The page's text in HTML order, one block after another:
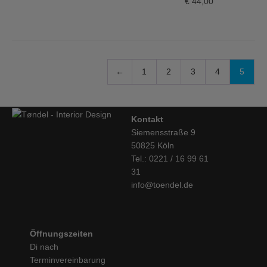
← 1 2 3 4 5
Kontakt
Siemensstraße 9
50825 Köln
Tel.: 0221 / 16 99 61
31
info@toendel.de
Öffnungszeiten
Di nach
Terminvereinbarung